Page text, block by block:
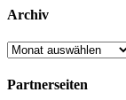
Archiv
Archiv
Partnerseiten